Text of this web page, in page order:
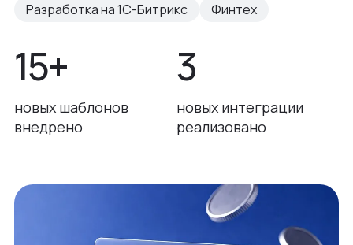
Разработка на 1С-Битрикс
Финтех
15+
новых шаблонов
внедрено
3
новых интеграции
реализовано